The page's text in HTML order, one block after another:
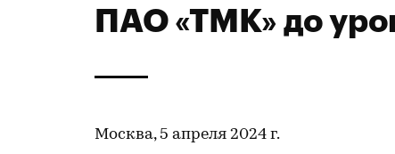
ПАО «ТМК» до
Москва, 5 апреля 2024 г.